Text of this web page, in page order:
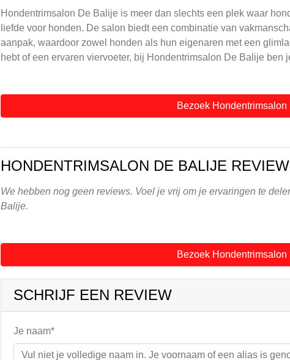
Hondentrimsalon De Balije is meer dan slechts een plek waar
liefde voor honden. De salon biedt een combinatie van
aanpak, waardoor zowel honden als hun eigenaren met een
hebt of een ervaren viervoeter, bij Hondentrimsalon De Balije ben
Bezoek
HONDENTRIMSALON DE BALIJE
We hebben nog geen reviews. Voel je vrij om je ervaringen te
Balije.
Bezoek
SCHRIJF EEN REVIEW
Je naam*